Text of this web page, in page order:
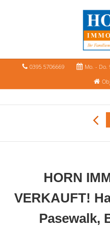
0395 5706669
Mo. - Do.
HORN
VERKAUFT!
Pasewalk,